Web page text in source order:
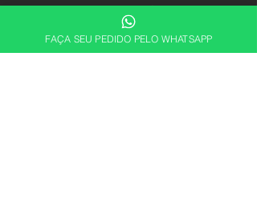
ofertas e atualizações
exclusivas.
FAÇA SEU PEDIDO PELO WHATSAPP